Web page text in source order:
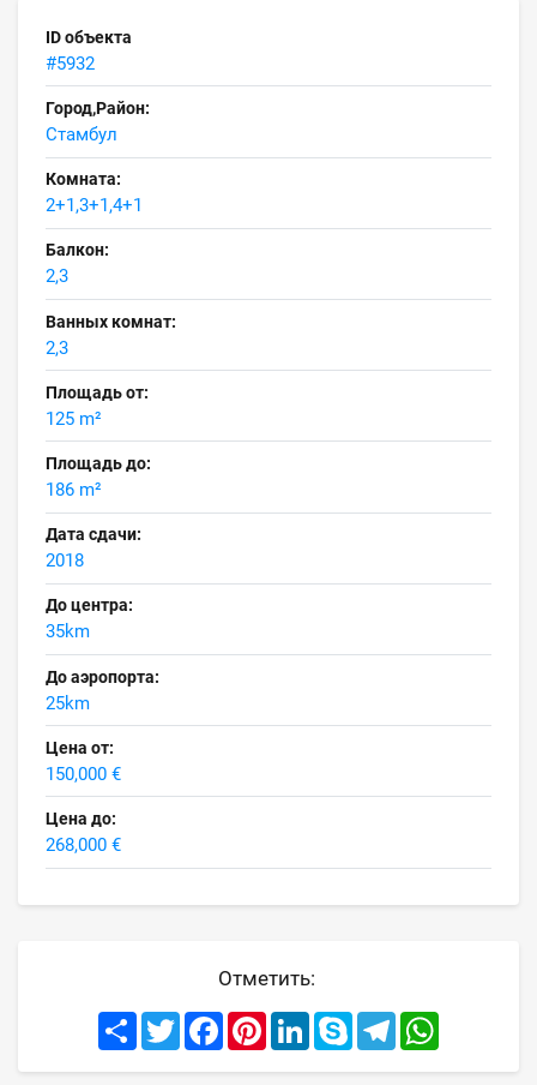
ID объекта
#5932
Город,Район:
Стамбул
Комната:
2+1,3+1,4+1
Балкон:
2,3
Ванных комнат:
2,3
Площадь от:
125 m²
Площадь до:
186 m²
Дата сдачи:
2018
До центра:
35km
До аэропорта:
25km
Цена от:
150,000 €
Цена до:
268,000 €
Отметить:
Share TwitterFacebookPinterestLinkedInSkype Telegram